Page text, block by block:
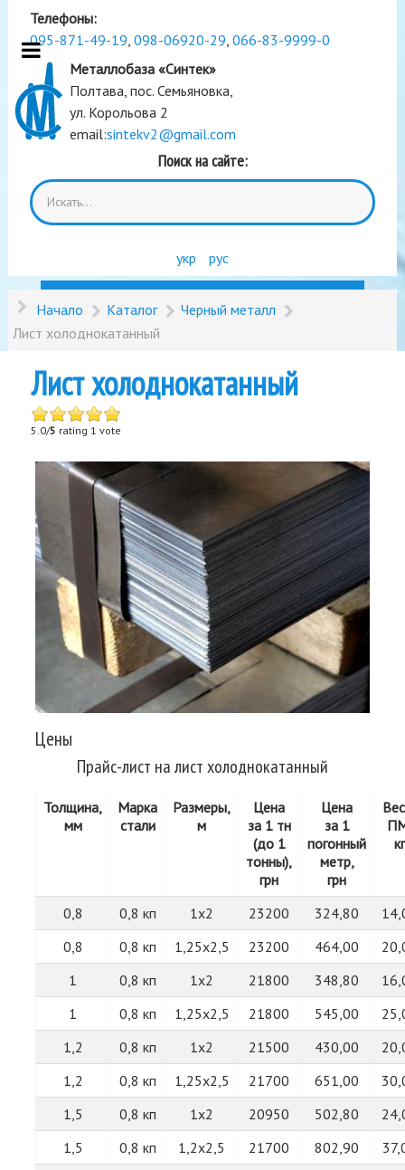
Телефоны:
095-871-49-19, 098-06920-29, 066-83-9999-0
Металлобаза «Синтек»
Полтава, пос. Семьяновка,
ул. Корольова 2
email:sintekv2@gmail.com
Поиск на сайте:
укр рус
Начало Каталог
Черный металл
Лист холоднокатанный
Лист холоднокатанный
5.0/5 rating 1 vote
Цены
Прайс-лист на лист холоднокатанный
Толщина,
мм
Марка
стали
Размеры,
м
Цена
за 1 тн
(до 1
тонны),
грн
Цена
за 1
погонный
метр,
грн
кг
0,8 0,8 кп 1х2 23200 324,80
0,8
0,8 кп 1,25х2,5 23200 464,00
1
0,8 кп 1х2 21800 348,80
1
0,8 кп 1,25х2,5 21800 545,00
1,2
0,8 кп 1х2 21500 430,00
1,2
0,8 кп 1,25х2,5 21700 651,00
1,5
0,8 кп 1х2 20950 502,80
1,5
0,8 кп 1,2х2,5 21700 802,90